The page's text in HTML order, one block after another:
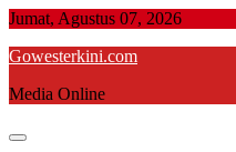
Skip
content
Jumat, Agustus 07, 2026
Gowesterkini.com
Media Online